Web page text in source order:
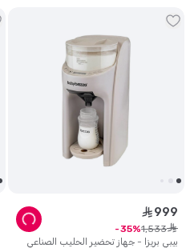
بيبي بريزا - جهاز تحضير الحليب الصناعي
ê 999
ê
1,533
35